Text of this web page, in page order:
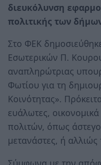
διευκόλυνση
πολιτικής των
Στο ΦΕΚ
Εσωτερικών Π.
αναπληρώτριας
Φωτίου για τη
Κοινότητας».
ευάλωτες,
πολιτών, όπως
μετανάστες, ή